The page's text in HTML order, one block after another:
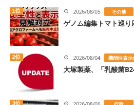
1位 2026/08/05 その他
ゲノム編集トマト巡
2位 2026/08/04 機能性表示
大塚製薬、「乳酸菌
3位